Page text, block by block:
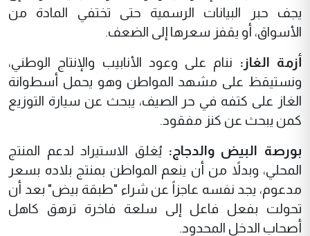
يجف حبر البيانات الرسمية حتى تختفي المادة من
الأسواق، أو يقفز سعرها إلى الضعف.
أزمة الغاز: ننام على وعود الأنابيب والإنتاج الوطني،
ونستيقظ على مشهد المواطن وهو يحمل أسطوانة
الغاز على كتفه في حر الصيف، يبحث عن سيارة التوزيع
كمن يبحث عن كنز مفقود.
بورصة البيض والدجاج: يُغلق الاستيراد لدعم المنتج
المحلي، وبدلاً من أن ينعم المواطن بمنتج بلاده بسعر
مدعوم، يجد نفسه عاجزاً عن شراء "طبقة بيض" بعد أن
تحولت بفعل فاعل إلى سلعة فاخرة ترهق كاهل
أصحاب الدخل المحدود.